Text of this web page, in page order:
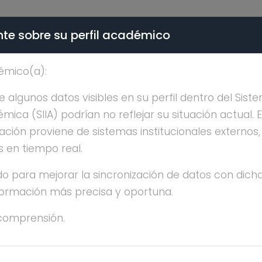
- PÚBLICO
MARTINEZ
sobre su perfil académico
algunos datos visibles en su perfil dentro del
(SIIA) podrían no reflejar su situación actual.
proviene de sistemas institucionales
en tiempo real.
para mejorar la sincronización de datos con
más precisa y oportuna.